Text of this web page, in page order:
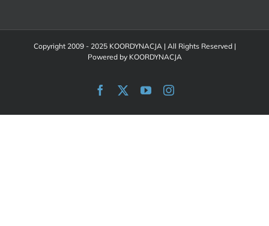
Copyright 2009 - 2025 KOORDYNACJA | All Rights Reserved |
Powered by KOORDYNACJA
Facebook YouTubeInstagram